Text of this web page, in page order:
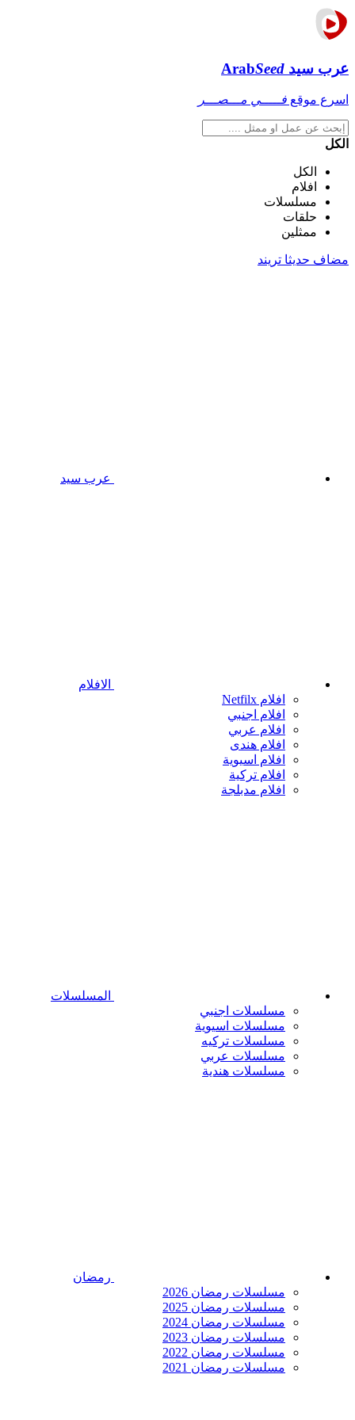
عرب سيد ArabSeed
اسرع موقع فـــــي مـــصـــر
الكل
الكل
افلام
مسلسلات
حلقات
ممثلين
مضاف حديثا تريند
عرب سيد
الافلام
افلام Netfilx
افلام اجنبي
افلام عربي
افلام هندى
افلام اسيوية
افلام تركية
افلام مدبلجة
المسلسلات
مسلسلات اجنبي
مسلسلات اسيوية
مسلسلات تركيه
مسلسلات عربي
مسلسلات هندية
رمضان
مسلسلات رمضان 2026
مسلسلات رمضان 2025
مسلسلات رمضان 2024
مسلسلات رمضان 2023
مسلسلات رمضان 2022
مسلسلات رمضان 2021